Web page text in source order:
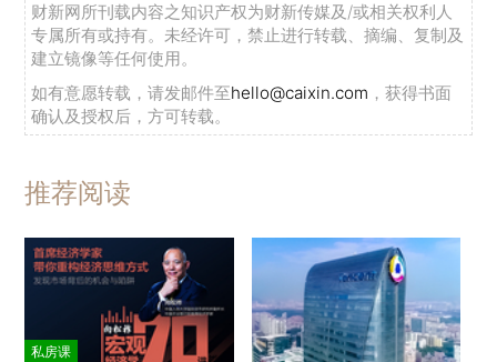
财新网所刊载内容之知识产权为财新传媒及/或相关权利人
专属所有或持有。未经许可，禁止进行转载、摘编、复制及
建立镜像等任何使用。
如有意愿转载，请发邮件至hello@caixin.com ，获得书面
确认及授权后，方可转载。
推荐阅读
私房课